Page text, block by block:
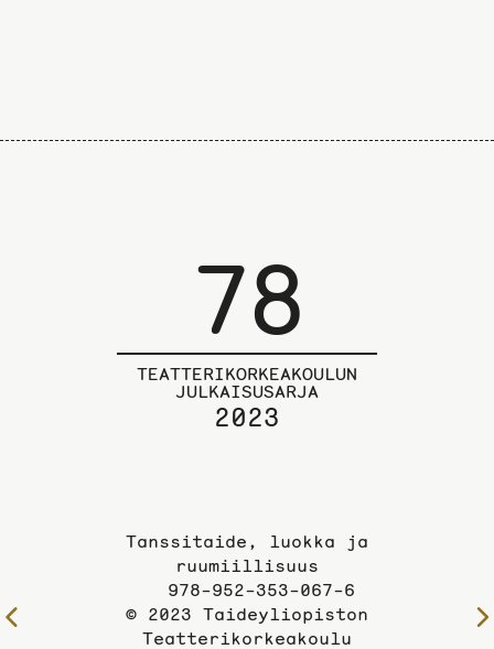
Edelliselle
78
TEATTERIKORKEAKOULUN
JULKAISUSARJA
2023
Tanssitaide, luokka ja
ruumiillisuus
978-952-353-067-6
© 2023 Taideyliopiston
Teatterikorkeakoulu